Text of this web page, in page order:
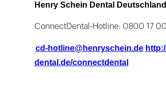
Henry Schein Dental
ConnectDental-Hotline: 0800 17
cd-hotline@henryschein.de
dental.de/connectdental